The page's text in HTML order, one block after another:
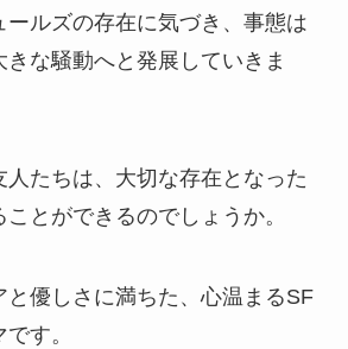
ールズの存在に気づき、事態は
な騒動へと発展していきま
人たちは、大切な存在となった
とができるのでしょうか。
と優しさに満ちた、心温まるSF
す。